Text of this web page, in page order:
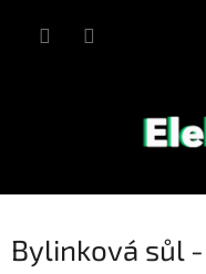
Bylinková sůl